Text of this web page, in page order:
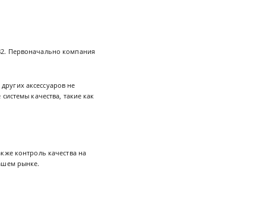
Первоначально компания
аксессуаров не
качества, такие как
контроль качества на
рынке.